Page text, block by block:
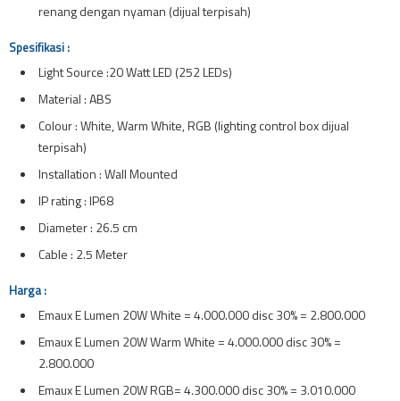
renang dengan nyaman (dijual terpisah)
Spesifikasi :
Light Source :20 Watt LED (252 LEDs)
Material : ABS
Colour : White, Warm White, RGB (lighting control box dijual
terpisah)
Installation : Wall Mounted
IP rating : IP68
Diameter : 26.5 cm
Cable : 2.5 Meter
Harga :
Emaux E Lumen 20W White = 4.000.000 disc 30% = 2.800.000
Emaux E Lumen 20W Warm White = 4.000.000 disc 30% =
2.800.000
Emaux E Lumen 20W RGB= 4.300.000 disc 30% = 3.010.000